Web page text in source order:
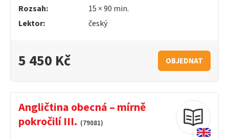
Rozsah:
15 ×90 min.
Lektor:
český
5 450 Kč OBJEDNAT
Angličtina obecná – mírně
pokročilí III. (79081)